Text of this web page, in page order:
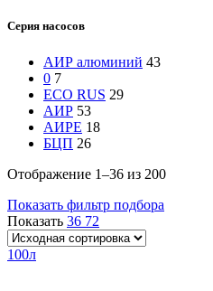
Серия насосов
АИР алюминий 43
0 7
ECO RUS 29
АИР 53
АИРЕ 18
БЦП 26
Отображение 1–36 из 200
Показать фильтр подбора
Показать 36 72
100л